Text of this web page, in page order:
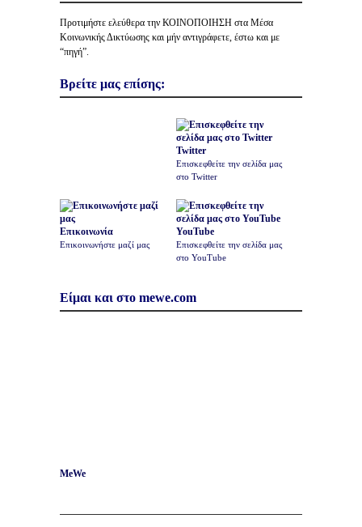
Προτιμήστε ελεύθερα την ΚΟΙΝΟΠΟΙΗΣΗ στα Μέσα
Κοινωνικής Δικτύωσης και μήν αντιγράφετε, έστω και με
“πηγή”.
Βρείτε μας επίσης:
Twitter
Επισκεφθείτε την σελίδα μας
στο Twitter
Επικοινωνία
Επικοινωνήστε μαζί μας
YouTube
Επισκεφθείτε την σελίδα μας
στο YouTube
Είμαι και στο mewe.com
MeWe